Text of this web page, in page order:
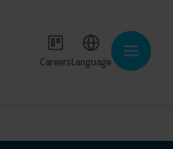
CareersLanguage